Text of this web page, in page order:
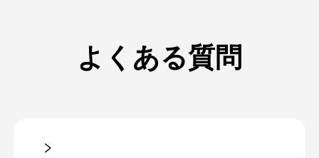
よくある質問